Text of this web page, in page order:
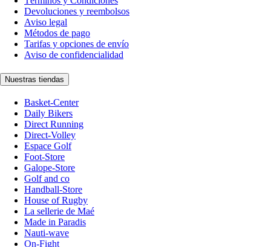
Devoluciones y reembolsos
Aviso legal
Métodos de pago
Tarifas y opciones de envío
Aviso de confidencialidad
Nuestras tiendas
Basket-Center
Daily Bikers
Direct Running
Direct-Volley
Espace Golf
Foot-Store
Galope-Store
Golf and co
Handball-Store
House of Rugby
La sellerie de Maé
Made in Paradis
Nauti-wave
On-Fight